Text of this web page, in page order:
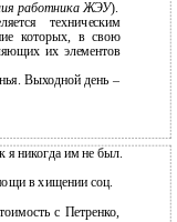
работника ЖЭУ).
техническим
которых, в свою
их элементов
Выходной день –
я никогда им не был.
в хищении соц.
с Петренко,